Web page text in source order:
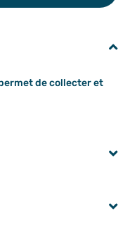
de collecter et